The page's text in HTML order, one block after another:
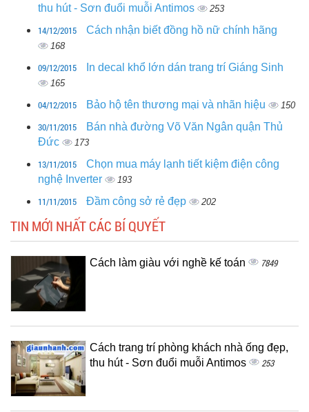
thu hút - Sơn đuổi muỗi Antimos
253
14/12/2015 Cách nhận biết đồng hồ nữ chính hãng
168
09/12/2015 In decal khổ lớn dán trang trí Giáng Sinh
165
04/12/2015 Bảo hộ tên thương mại và nhãn hiệu 150
30/11/2015
Bán nhà đường Võ Văn Ngân quận Thủ
Đức
173
13/11/2015
Chọn mua máy lạnh tiết kiệm điện công
nghệ Inverter
193
11/11/2015 Đầm công sở rẻ đẹp 202
TIN MỚI NHẤT CÁC BÍ QUYẾT
Cách làm giàu với nghề kế toán 7849
Cách trang trí phòng khách nhà ống đẹp,
thu hút - Sơn đuổi muỗi Antimos
253